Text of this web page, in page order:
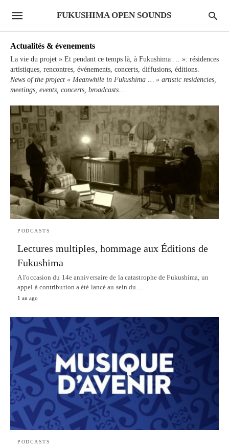
FUKUSHIMA OPEN SOUNDS
Actualités & évenements
La vie du projet » Et pendant ce temps là, à Fukushima … »: résidences
artistiques, rencontres, événements, concerts, diffusions, éditions.
News of the project « Meanwhile in Fukushima … » artistic residencies,
meetings, events, concerts, broadcasts…
PODCASTS
Lectures multiples, hommage aux Éditions de
Fukushima
A l'occasion du 14e anniversaire de la catastrophe de Fukushima, un
appel à contribution a été lancé au sein du…
1 an ago
PODCASTS